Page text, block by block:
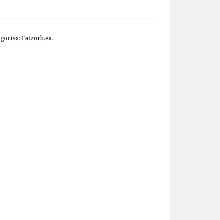
Fatzorb.es.